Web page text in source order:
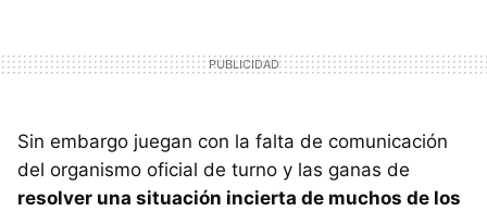
Sin embargo juegan con la falta de comunicación
del organismo oficial de turno y las ganas de
resolver una situación incierta de muchos de los